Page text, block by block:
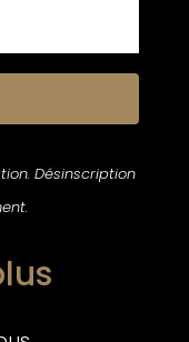
Désinscription